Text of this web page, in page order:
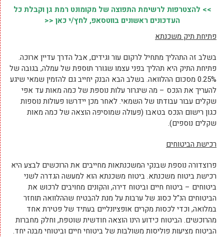
>> להצטרפות לרשימת התפוצה של מקומונט רמת גן וקבלת כל
העדכונים ראשונים בווטסאפ, לחץ/י כאן <<
פתיחת תיק משכנתא
בשלב זה התהליך מתחיל לרקום עור וגידים, אבל הדרך עדיין ארוכה.
פתיחת התיק היא תהליך בפני עצמו שגורר תוספת של עמלה, בגובה של
0.25% מסכום ההלוואה. בשלב הבא הבנק יחייב גם להזמין שמאי שיגע
להעריך את הנכס – מה שיגרור עלות נוספת של כמה מאות עד אפי
שקלים עבור עבודתו של השמאי. לאחר מכן יידרשו פעולות נוספות
כגון רישום הנכס בטאבו (פעולה שמוסיפה הוצאה של כמה מאות
שקלים נוספים).
רכישת הביטוחים
פרוצדורה נוספת שבנקי המשכנתאות מחייבים את הרוכשים לבצע היא
רכישת ביטוח משכנתא. ביטוח משכנתא הוא למעשה הגדרה לשני
ביטוחים – ביטוח חיים וביטוח דירה, והקונים מחויבים לרכוש את
הביטוחים הנ"ל כסוג של ערבות על מנת להבטיח שההלוואה תוחזר
במלואה, וכדי לכסות מקרים אופציונליים בעתיד של פטירת אחד
מהרוכשים. הביטוח כידוע הינו הוצאה חודשית שוטפת, וחלק מחברות
הביטוח מציעות פוליסות משולבות של ביטוחי חיים וביטוחי מבנה יחד.